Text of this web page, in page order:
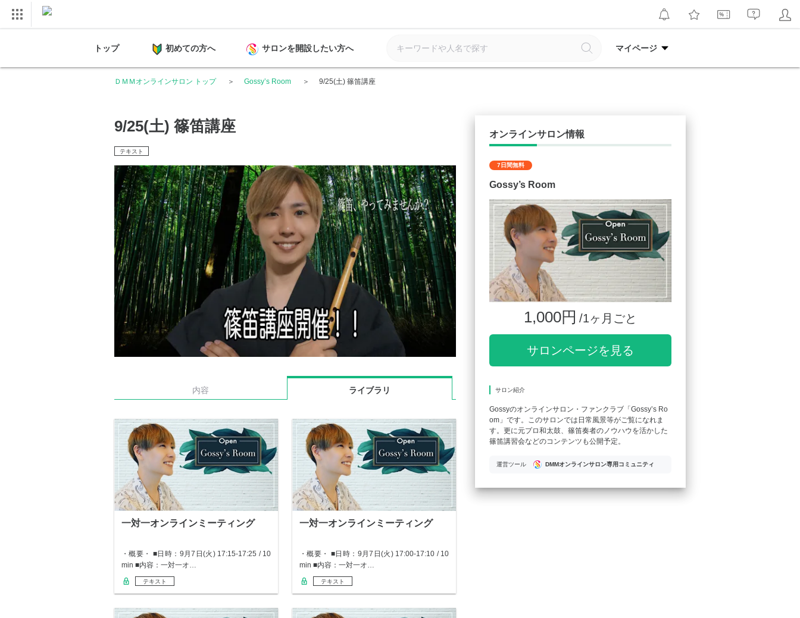
トップ 初めての方へ サロンを開設したい方へ マイページ
ＤＭＭオンラインサロン トップ Gossy’s Room 9/25(土) 篠笛講座
9/25(土) 篠笛講座
テキスト
内容 ライブラリ
一対一オンラインミーティング
・概要・ ■日時：9月7日(火) 17:15-17:25 / 10
min ■内容：一対一オ…
テキスト
一対一オンラインミーティング
・概要・ ■日時：9月7日(火) 17:00-17:10 / 10
min ■内容：一対一オ…
テキスト
オンラインサロン情報
7日間無料
Gossy’s Room
1,000円 /1ヶ月ごと
サロンページを見る
サロン紹介
Gossyのオンラインサロン・ファンクラブ「Gossy’s Ro
om」です。このサロンでは日常風景等がご覧になれま
す。更に元プロ和太鼓、篠笛奏者のノウハウを活かした
篠笛講習会などのコンテンツも公開予定。
運営ツール DMMオンラインサロン専用コミュニティ